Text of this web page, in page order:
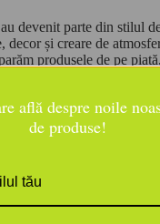
devenit parte din stilul
decor și creare de
produsele de pe
care sunt realizate.
află despre noile
de produse!